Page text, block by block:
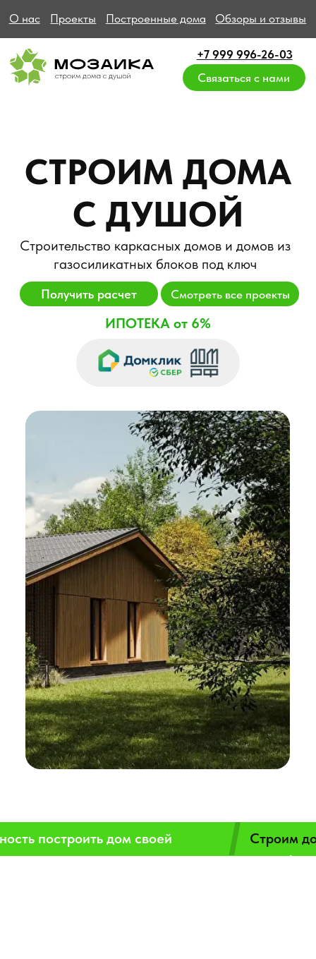
Построенные дома Обзоры и отзывы
Проекты
О нас
+7 999 996-26-03
Связаться с нами
С ДУШОЙ
Строительство каркасных домов и домов из
газосиликатных блоков под ключ
ИПОТЕКА от 6%
Смотреть все проекты
Получить расчет
/ Строим
мечты!
построить дом своей
Индивидуальный
подход
Мы учитываем все пожелания клиента
и создаём дом, который будет
соответствовать вашим потребностям